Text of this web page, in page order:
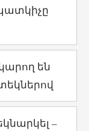
են
–